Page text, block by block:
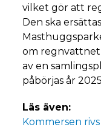
vilket gör att
Den ska
om
av en
påbörjas år
Läs även:
Kommersen